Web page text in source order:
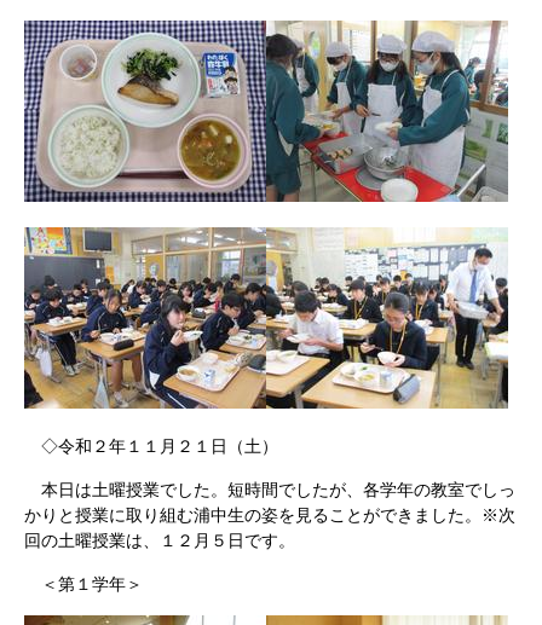
◇令和２年１１月２１日（土）
本日は土曜授業でした。短時間でしたが、各学年の教室でしっ
かりと授業に取り組む浦中生の姿を見ることができました。※次
回の土曜授業は、１２月５日です。
＜第１学年＞